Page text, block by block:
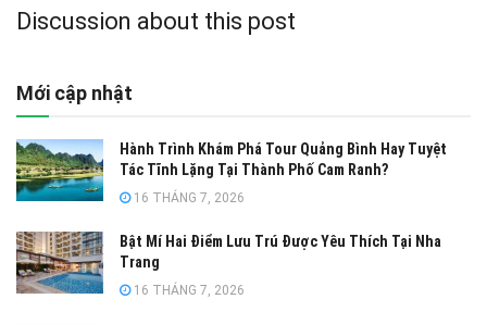
Discussion about this post
Mới cập nhật
Hành Trình Khám Phá Tour Quảng Bình Hay Tuyệt
Tác Tĩnh Lặng Tại Thành Phố Cam Ranh?
16 THÁNG 7, 2026
Bật Mí Hai Điểm Lưu Trú Được Yêu Thích Tại Nha
Trang
16 THÁNG 7, 2026